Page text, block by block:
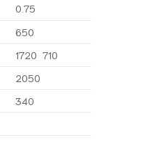
0.75
650
1720 710
2050
340